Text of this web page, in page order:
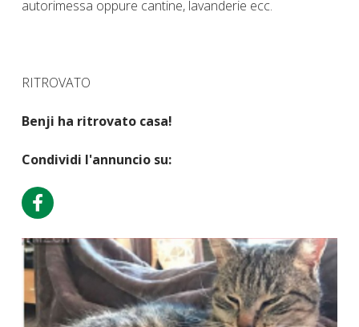
autorimessa oppure cantine, lavanderie ecc.
RITROVATO
Benji ha ritrovato casa!
Condividi l'annuncio su: